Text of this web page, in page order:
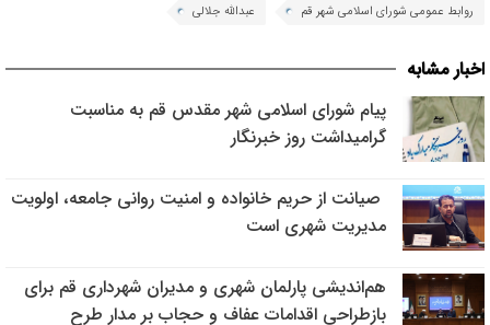
روابط عمومی شورای اسلامی شهر قم عبدالله جلالی
اخبار مشابه
پیام شورای اسلامی شهر مقدس قم به مناسبت
گرامیداشت روز خبرنگار
صیانت از حریم خانواده و امنیت روانی جامعه، اولویت
مدیریت شهری است
هم‌اندیشی پارلمان شهری و مدیران شهرداری قم برای
بازطراحی اقدامات عفاف و حجاب بر مدار طرح